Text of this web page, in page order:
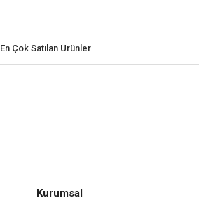
En Çok Satılan Ürünler
Kurumsal